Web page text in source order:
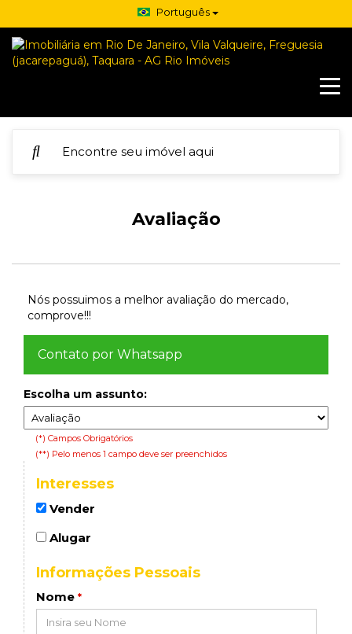
Português
Avaliação
Nós possuimos a melhor avaliação do mercado,
comprove!!!
Contato por Whatsapp
Escolha um assunto:
(*) Campos Obrigatórios
(**) Pelo menos 1 campo deve ser preenchidos
Interesses
Vender
Alugar
Informações Pessoais
Nome *